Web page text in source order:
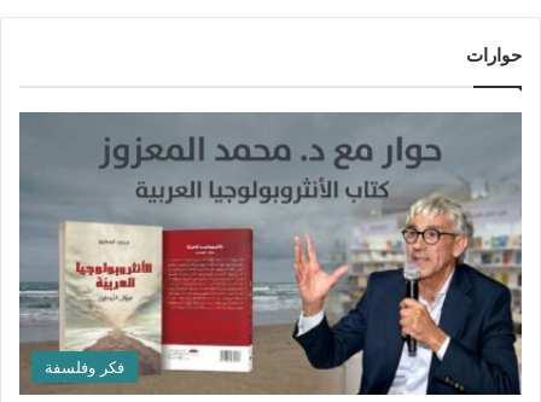
حوارات
فكر وفلسفة